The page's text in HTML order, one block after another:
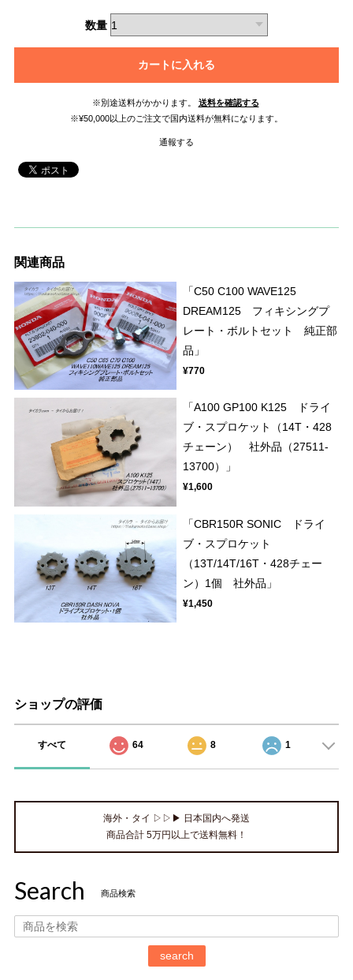
数量
カートに入れる
※別途送料がかかります。
送料を確認する
※¥50,000以上のご注文で国内送料が無料になります。
通報する
関連商品
「C50 C100 WAVE125
DREAM125 フィキシングプ
レート・ボルトセット 純正部
品」
¥770
「A100 GP100 K125 ドライ
ブ・スプロケット（14T・428
チェーン） 社外品（27511-
13700）」
¥1,600
「CBR150R SONIC ドライ
ブ・スプロケット
（13T/14T/16T・428チェー
ン）1個 社外品」
¥1,450
ショップの評価
すべて 64 8 1
海外・タイ ▷▷▶ 日本国内へ発送
商品合計 5万円以上で送料無料！
Search 商品検索
search